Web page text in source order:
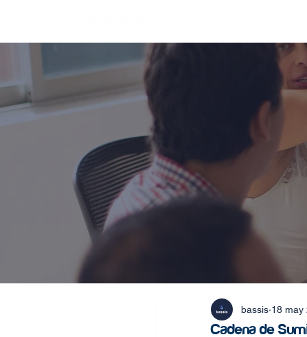
Cadena de
bassis 18 may